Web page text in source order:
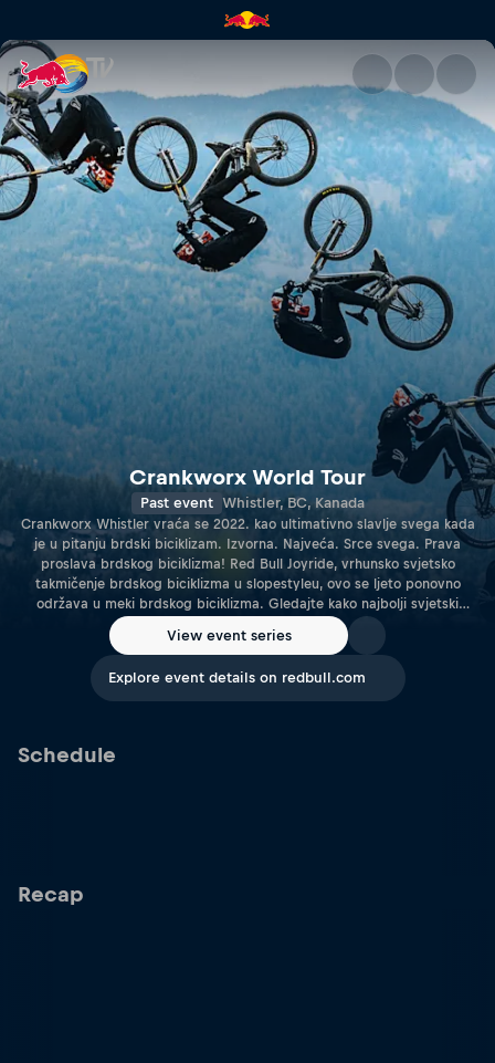
Pogledaj reprizu: Crankworx
Crankworx World Tour
Past event Whistler, BC, Kanada
Crankworx Whistler vraća se 2022. kao ultimativno slavlje svega kada
je u pitanju brdski biciklizam. Izvorna. Najveća. Srce svega. Prava
proslava brdskog biciklizma! Red Bull Joyride, vrhunsko svjetsko
takmičenje brdskog biciklizma u slopestyleu, ovo se ljeto ponovno
održava u meki brdskog biciklizma. Gledajte kako najbolji svjetski
slopestyle vozači jure na događaj povodom 10. godišnjice.
View event series
Explore event details on redbull.com
Schedule
Recap